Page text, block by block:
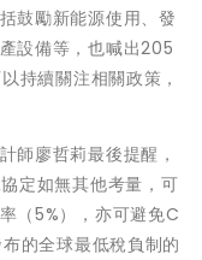
鼓勵新能源使用、發
設備等，也喊出205
持續關注相關政策，
師廖哲莉最後提醒，
定如無其他考量，可
（5%），亦可避免C
的全球最低稅負制的